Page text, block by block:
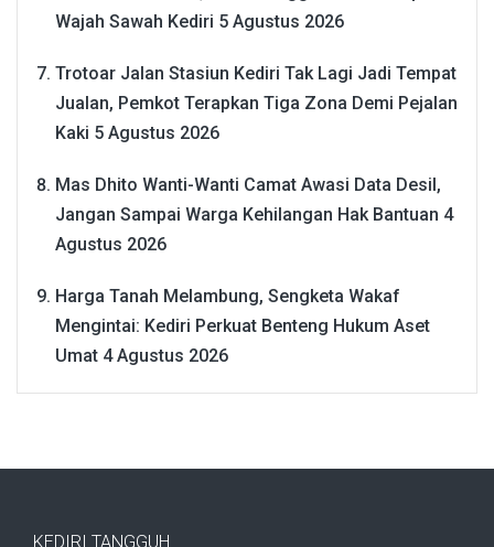
Wajah Sawah Kediri 5 Agustus 2026
Trotoar Jalan Stasiun Kediri Tak Lagi Jadi Tempat
Jualan, Pemkot Terapkan Tiga Zona Demi Pejalan
Kaki 5 Agustus 2026
Mas Dhito Wanti-Wanti Camat Awasi Data Desil,
Jangan Sampai Warga Kehilangan Hak Bantuan 4
Agustus 2026
Harga Tanah Melambung, Sengketa Wakaf
Mengintai: Kediri Perkuat Benteng Hukum Aset
Umat 4 Agustus 2026
KEDIRI TANGGUH